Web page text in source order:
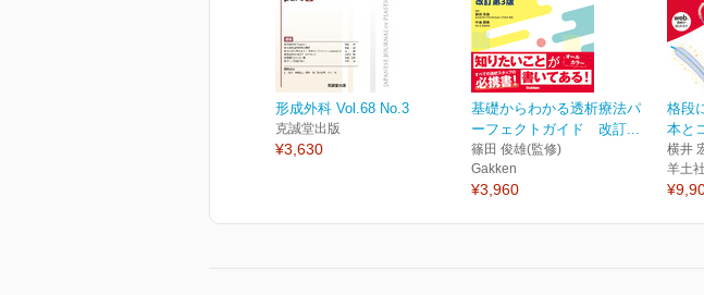
形成外科 Vol.68 No.3
克誠堂出版
¥3,630
基礎からわかる透析療法パ
ーフェクトガイド 改訂...
篠田 俊雄(監修)
Gakken
¥3,960
格段
本と
横井
羊土社